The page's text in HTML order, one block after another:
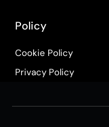
Policy
Cookie Policy
Privacy Policy